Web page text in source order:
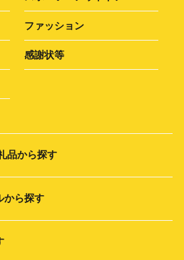
ファッション
感謝状等
品から探す
から探す